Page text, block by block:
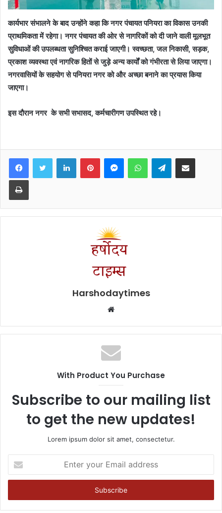
कार्यभार संभालने के बाद उन्होंने कहा कि नगर पंचायत पनियरा का विकास उनकी
प्राथमिकता में रहेगा। नगर पंचायत की ओर से नागरिकों को दी जाने वाली मूलभूत
सुविधाओं की उपलब्धता सुनिश्चित कराई जाएगी। स्वच्छता, जल निकासी, सड़क,
प्रकाश व्यवस्था एवं नागरिक हितों से जुड़े अन्य कार्यों को गंभीरता से लिया जाएगा।
नगरवासियों के सहयोग से पनियरा नगर को और अच्छा बनाने का प्रयास किया
जाएगा।
इस दौरान नगर के सभी सभासद, कर्मचारीगण उपस्थित रहे।
FacebookTwitter LinkedInPinterestMessengerWhatsAppTelegramShare via Email
Print
Harshodaytimes
Website
With Product You Purchase
Subscribe to our mailing list
to get the new updates!
Lorem ipsum dolor sit amet, consectetur.
your
Email